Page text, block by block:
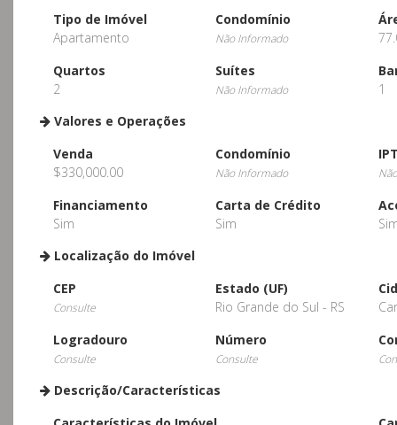
Tipo de Imóvel
Apartamento
Condomínio
Não Informado
Quartos
2
Suítes
Não Informado
1
Valores e Operações
Venda
$330,000.00
Condomínio
Não Informado
Financiamento
Sim
Carta de Crédito
Sim
Localização do Imóvel
CEP
Consulte
Estado (UF)
Rio Grande do Sul - RS
Logradouro
Consulte
Número
Consulte
Descrição/Características